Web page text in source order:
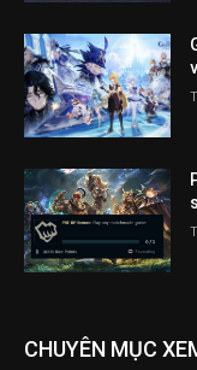
CHUYÊN MỤC